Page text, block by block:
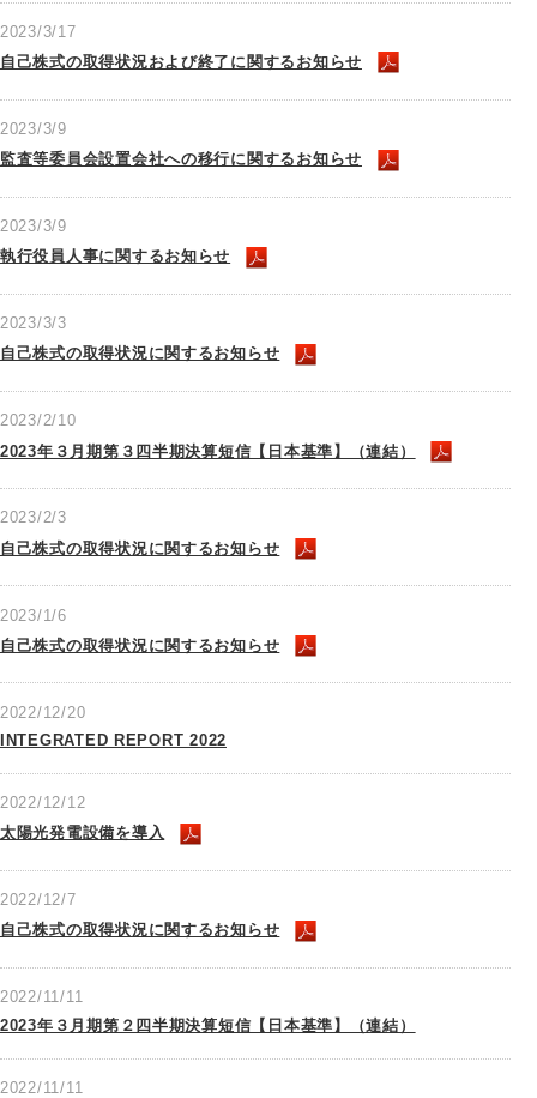
2023/3/17
自己株式の取得状況および終了に関するお知らせ
2023/3/9
監査等委員会設置会社への移行に関するお知らせ
2023/3/9
執行役員人事に関するお知らせ
2023/3/3
自己株式の取得状況に関するお知らせ
2023/2/10
2023年３月期第３四半期決算短信【日本基準】（連結）
2023/2/3
自己株式の取得状況に関するお知らせ
2023/1/6
自己株式の取得状況に関するお知らせ
2022/12/20
INTEGRATED REPORT 2022
2022/12/12
太陽光発電設備を導入
2022/12/7
自己株式の取得状況に関するお知らせ
2022/11/11
2023年３月期第２四半期決算短信【日本基準】（連結）
2022/11/11